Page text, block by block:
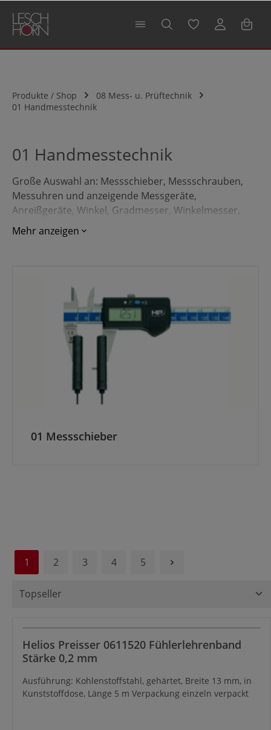
springen
Produkte / Shop
08 Mess- u. Prüftechnik
01 Handmesstechnik
01 Handmesstechnik
Große Auswahl an: Messschieber, Messschrauben,
Messuhren und anzeigende Messgeräte,
Anreißgeräte, Winkel, Gradmesser, Winkelmesser,
Richtlehren, Lehren, Lineale, mit Kalibrierservice.
Professionelle Handmesstechnik - profitieren Sie von
Mehr anzeigen
01 Messschieber
1 2 3 4 5
Helios Preisser 0611520 Fühlerlehrenband
Stärke 0,2 mm
Ausführung: Kohlenstoffstahl, gehärtet, Breite 13 mm, in
Kunststoffdose, Länge 5 m Verpackung einzeln verpackt